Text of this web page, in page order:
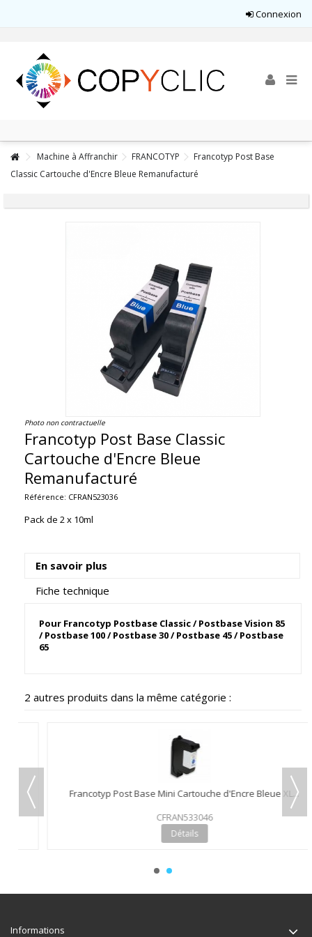
Connexion
Machine à Affranchir FRANCOTYP
Francotyp Post Base
Classic Cartouche d'Encre Bleue Remanufacturé
Photo non contractuelle
Francotyp Post Base Classic
Cartouche d'Encre Bleue
Remanufacturé
Référence: CFRAN523036
Pack de 2 x 10ml
En savoir plus
Fiche technique
Pour Francotyp Postbase Classic / Postbase Vision 85
/ Postbase 100 / Postbase 30 / Postbase 45 / Postbase
65
2 autres produits dans la même catégorie :
Francotyp Post Base Mini Cartouche d'Encre Bleue XL...
CFRAN533046
Détails
Informations